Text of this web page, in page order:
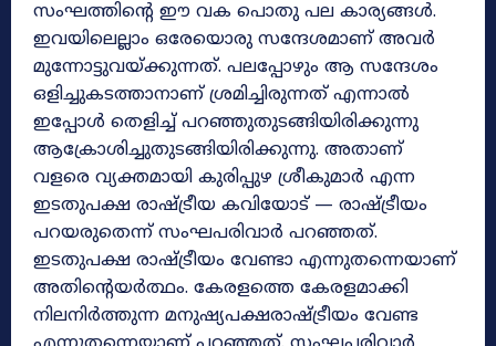
സംഘത്തിന്റെ ഈ വക പൊതു പല കാര്യങ്ങൾ.
ഇവയിലെല്ലാം ഒരേയൊരു സന്ദേശമാണ് അവർ
മുന്നോട്ടുവയ്ക്കുന്നത്. പലപ്പോഴും ആ സന്ദേശം
ഒളിച്ചുകടത്താനാണ് ശ്രമിച്ചിരുന്നത് എന്നാൽ
ഇപ്പോൾ തെളിച്ച് പറഞ്ഞുതുടങ്ങിയിരിക്കുന്നു
ആക്രോശിച്ചുതുടങ്ങിയിരിക്കുന്നു. അതാണ്
വളരെ വ്യക്തമായി കുരിപ്പുഴ ശ്രീകുമാർ എന്ന
ഇടതുപക്ഷ രാഷ്‌ട്രീയ കവിയോട് — രാഷ്‌ട്രീയം
പറയരുതെന്ന്‌ സംഘപരിവാർ പറഞ്ഞത്‌.
ഇടതുപക്ഷ രാഷ്ട്രീയം വേണ്ടാ എന്നുതന്നെയാണ്
അതിന്റെയർത്ഥം. കേരളത്തെ കേരളമാക്കി
നിലനിർത്തുന്ന മനുഷ്യപക്ഷരാഷ്ട്രീയം വേണ്ട